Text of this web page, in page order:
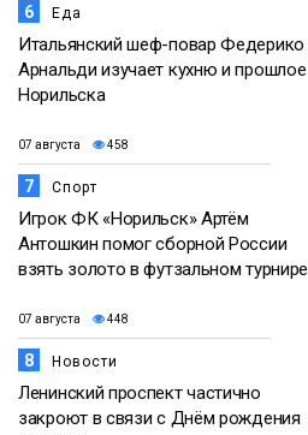
6 Еда
Итальянский шеф-повар Федерико
Арнальди изучает кухню и прошлое
Норильска
07 августа 458
7 Спорт
Игрок ФК «Норильск» Артём
Антошкин помог сборной России
взять золото в футзальном турнире
07 августа 448
8 Новости
Ленинский проспект частично
закроют в связи с Днём рождения